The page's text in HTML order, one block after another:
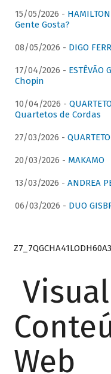
15/05/2026 -
Gente Gosta?
08/05/2026 - DIGO
17/04/2026 -
Chopin
10/04/2026 -
Quartetos de Cordas
27/03/2026 -
20/03/2026 - MAKAMO
13/03/2026 - ANDREA
06/03/2026 - DUO
Web